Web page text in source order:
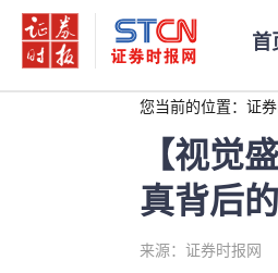
首
您当前的位置： 证
【视觉
真背后
来源：证券时报网